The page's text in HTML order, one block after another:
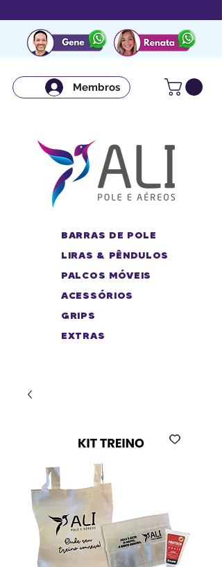
Membros
BARRAS DE POLE
LIRAS & PÊNDULOS
PALCOS MÓVEIS
ACESSÓRIOS
GRIPS
EXTRAS